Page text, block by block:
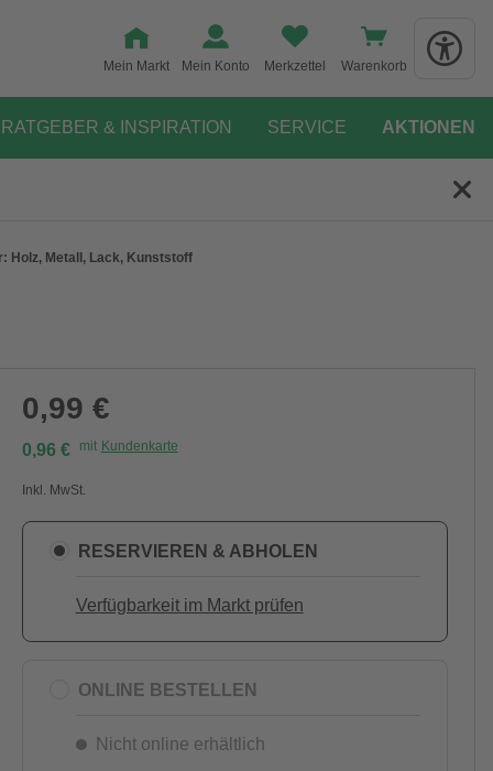
Mein Markt Mein Konto Merkzettel Warenkorb
RATGEBER & INSPIRATION SERVICE AKTIONEN
Holz, Metall, Lack, Kunststoff
0,99 €
0,96 € mit Kundenkarte
Inkl. MwSt.
RESERVIEREN & ABHOLEN
Verfügbarkeit im Markt prüfen
ONLINE BESTELLEN
Nicht online erhältlich